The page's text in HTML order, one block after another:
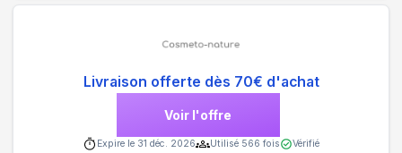
Livraison offerte dès 70€ d'achat
Voir l'offre
Expire le 31 déc. 2026 Utilisé 566 fois Vérifié